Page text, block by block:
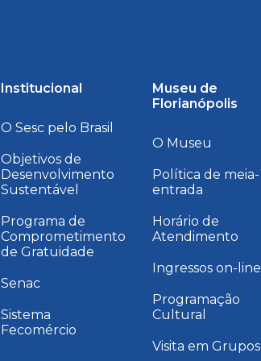
Institucional
O Sesc pelo Brasil
Objetivos de
Desenvolvimento
Sustentável
Programa de
Comprometimento
de Gratuidade
Senac
Sistema
Fecomércio
Museu de
Florianópolis
O Museu
Política de meia-
entrada
Horário de
Atendimento
Ingressos on-line
Programação
Cultural
Visita em Grupos